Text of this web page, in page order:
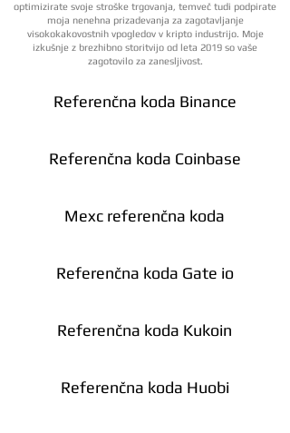
optimizirate svoje stroške trgovanja, temveč tudi podpirate
moja nenehna prizadevanja za zagotavljanje
visokokakovostnih vpogledov v kripto industrijo. Moje
izkušnje z brezhibno storitvijo od leta 2019 so vaše
zagotovilo za zanesljivost.
Referenčna koda Binance
Referenčna koda Coinbase
Mexc referenčna koda
Referenčna koda Gate io
Referenčna koda Kukoin
Referenčna koda Huobi